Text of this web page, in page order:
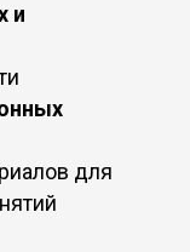
и
для